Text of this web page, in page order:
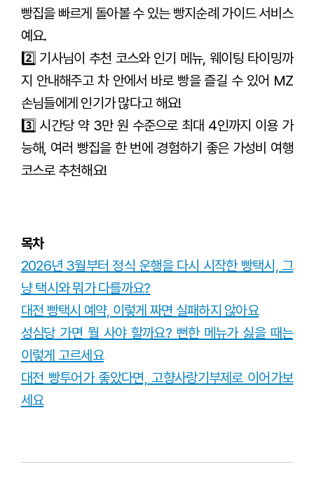
빵집을 빠르게 돌아볼 수 있는 빵지순례 가이드 서비스
예요.
2️⃣ 기사님이 추천 코스와 인기 메뉴, 웨이팅 타이밍까
지 안내해주고 차 안에서 바로 빵을 즐길 수 있어 MZ
손님들에게 인기가 많다고 해요!
3️⃣ 시간당 약 3만 원 수준으로 최대 4인까지 이용 가
능해, 여러 빵집을 한 번에 경험하기 좋은 가성비 여행
코스로 추천해요!
목차
2026년 3월부터 정식 운행을 다시 시작한 빵택시, 그
냥 택시와 뭐가 다를까요?
대전 빵택시 예약, 이렇게 짜면 실패하지 않아요
성심당 가면 뭘 사야 할까요? 뻔한 메뉴가 싫을 때는
이렇게 고르세요
대전 빵투어가 좋았다면, 고향사랑기부제로 이어가보
세요